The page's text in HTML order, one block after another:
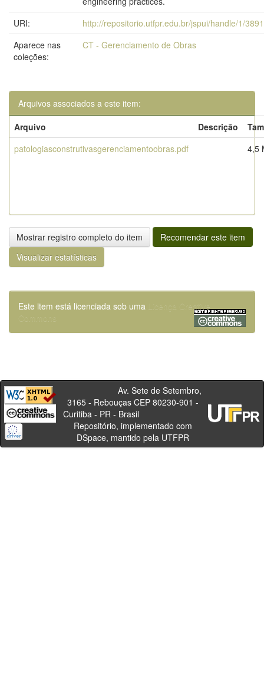
URI:
http://repositorio.utfpr.edu.br/jspui/handle/1/
Aparece nas
coleções:
CT - Gerenciamento de Obras
Arquivos associados a este item:
Arquivo
Descrição
patologiasconstrutivasgerenciamentoobras.pdf
4,5
Mostrar registro completo do item
Recomendar este item
Visualizar estatísticas
Este item está licenciada sob uma
Licença Creative
Commons
Av. Sete de Setembro,
3165 - Rebouças CEP 80230-901 -
Curitiba - PR - Brasil
Repositório, implementado com
DSpace, mantido pela UTFPR